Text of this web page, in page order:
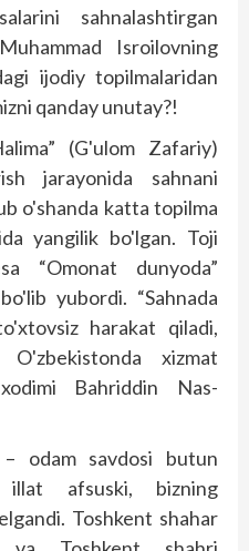
sahnalashtirgan
Isroi­lovning
ijodiy topilmalaridan
qanday unutay?!
(G'ulom Zafariy)
jarayonida sah­nani
o'shanda katta topilma
yangilik bo'lgan. Toji
“Omonat dunyoda”
yubordi. “Sahnada
harakat qiladi,
xizmat
Bahriddin Nas­
odam savdosi butun
illat afsuski, bizning
Toshkent shahar